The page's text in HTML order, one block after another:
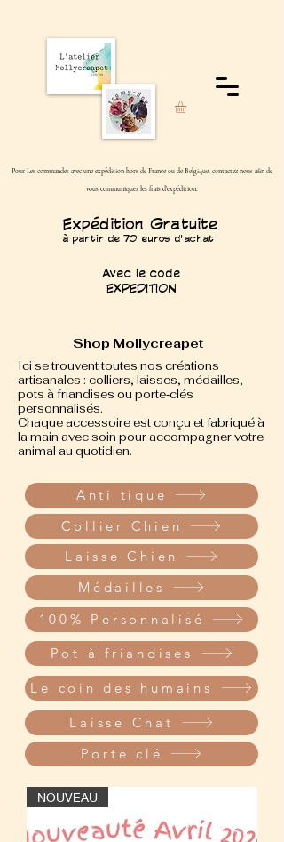
Pour Les commandes avec une expédition hors de France ou de Belgique, contactez nous afin de
vous communiquer les frais d'expédition.
Expédition Gratuite
à partir de 70 euros d'achat
Avec le code
EXPEDITION
Shop Mollycreapet
Ici se trouvent toutes nos créations
artisanales : colliers, laisses, médailles,
pots à friandises ou porte‑clés
personnalisés.
Chaque accessoire est conçu et fabriqué à
la main avec soin pour accompagner votre
animal au quotidien.
Anti tique
Collier Chien
Laisse Chien
Médailles
100% Personnalisé
Pot à friandises
Le coin des humains
Laisse Chat
Porte clé
NOUVEAU